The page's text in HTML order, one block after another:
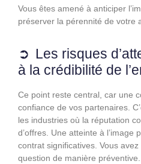
Vous êtes amené à anticiper
préserver la pérennité de votre
Les risques
à la crédibilité de
Ce point reste central, car une
confiance de vos partenaires.
les industries où la réputation
d’offres. Une atteinte à l’image
contrat significatives. Vous
question de manière préventive.